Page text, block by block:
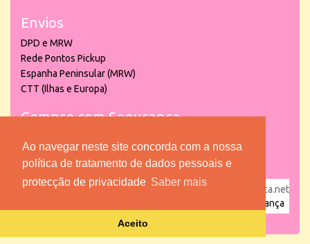
Ao navegar neste site concorda com a nossa
política de tratamento de dados pessoais e
protecção de privacidade Saber mais
Aceito
Envios
DPD e MRW
Rede Pontos Pickup
Espanha Peninsular (MRW)
CTT (Ilhas e Europa)
Compre com Segurança
powered by puber!a | © 2026 Copyright www.lojadacrianca.net
Loja da Criança